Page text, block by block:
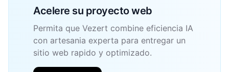
Acelere su proyecto web
Permita que Vezert combine eficiencia IA
con artesania experta para entregar un
sitio web rapido y optimizado.